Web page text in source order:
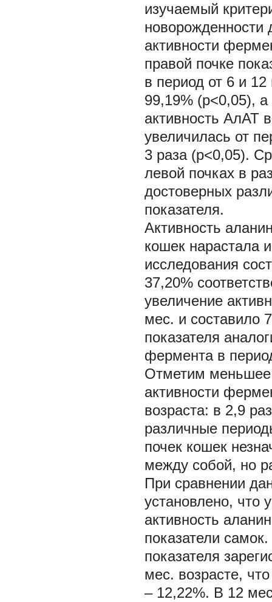
изучаемый
новорожденности
активности
правой почке
в период от 6 и 12
99,19% (р<0,05),
активность АлАТ
увеличилась от
3 раза (р<0,05).
левой почках в
достоверных
показателя.
Активность
кошек нарастала
исследования
37,20%
увеличение
мес. и составило
показателя
фермента в
Отметим
активности
возраста: в 2,9
различные
почек кошек
между собой, но
При сравнении
установлено, что
активность
показатели
показателя
мес. возрасте,
– 12,22%. В 12